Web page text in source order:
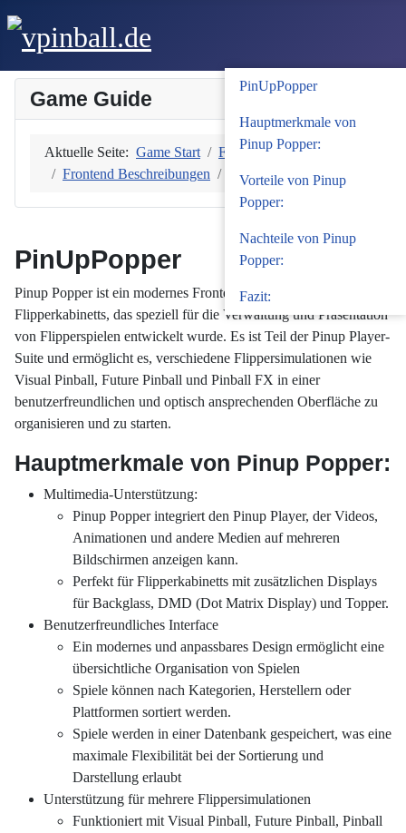
Game Guide
Aktuelle Seite: Game Start
Frontends
Frontend Beschreibungen
PinUpPopper
PinUpPopper
Pinup Popper ist ein modernes Frontend für virtuelle
Flipperkabinetts, das speziell für die Verwaltung und Präsentation
von Flipperspielen entwickelt wurde. Es ist Teil der Pinup Player-
Suite und ermöglicht es, verschiedene Flippersimulationen wie
Visual Pinball, Future Pinball und Pinball FX in einer
benutzerfreundlichen und optisch ansprechenden Oberfläche zu
organisieren und zu starten.
Hauptmerkmale von Pinup Popper:
Multimedia-Unterstützung:
Pinup Popper integriert den Pinup Player, der Videos,
Animationen und andere Medien auf mehreren
Bildschirmen anzeigen kann.
Perfekt für Flipperkabinetts mit zusätzlichen Displays
für Backglass, DMD (Dot Matrix Display) und Topper.
Benutzerfreundliches Interface
Ein modernes und anpassbares Design ermöglicht eine
übersichtliche Organisation von Spielen
Spiele können nach Kategorien, Herstellern oder
Plattformen sortiert werden.
Spiele werden in einer Datenbank gespeichert, was eine
maximale Flexibilität bei der Sortierung und
Darstellung erlaubt
Unterstützung für mehrere Flippersimulationen
Funktioniert mit Visual Pinball, Future Pinball, Pinball
PinUpPopper
Hauptmerkmale von
Pinup Popper:
Vorteile von Pinup
Popper:
Nachteile von Pinup
Popper:
Fazit: